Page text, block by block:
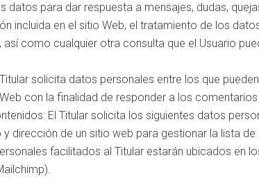
datos para dar respuesta a mensajes, dudas,
incluida en el sitio Web, el tratamiento de los
así como cualquier otra consulta que el Usuario
solicita datos personales entre los que
con la finalidad de responder a los
El Titular solicita los siguientes datos
dirección de un sitio web para gestionar la lista
facilitados al Titular estarán ubicados en